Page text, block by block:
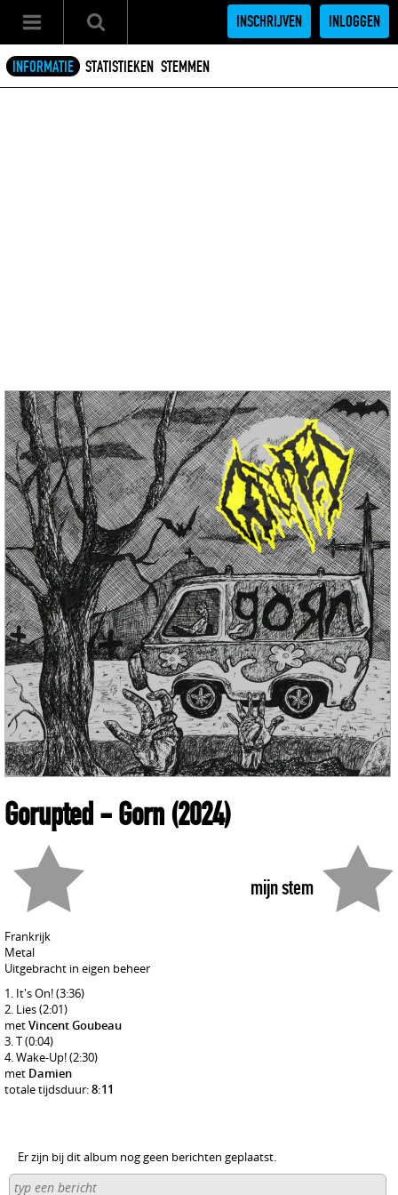
INSCHRIJVEN INLOGGEN
INFORMATIE STATISTIEKEN STEMMEN
Gorupted- Gorn(2024)
mijn stem
Frankrijk
Metal
Uitgebracht in eigen beheer
It's On!(3:36)
Lies(2:01)
metVincent Goubeau
T(0:04)
Wake-Up!(2:30)
met Damien
totale tijdsduur:8:11
Er zijn bij dit album nog geen berichten geplaatst.